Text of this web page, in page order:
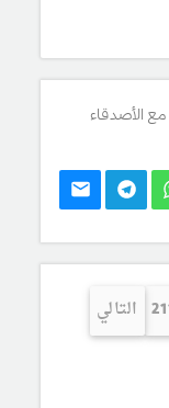
الأصدقاء
التالي